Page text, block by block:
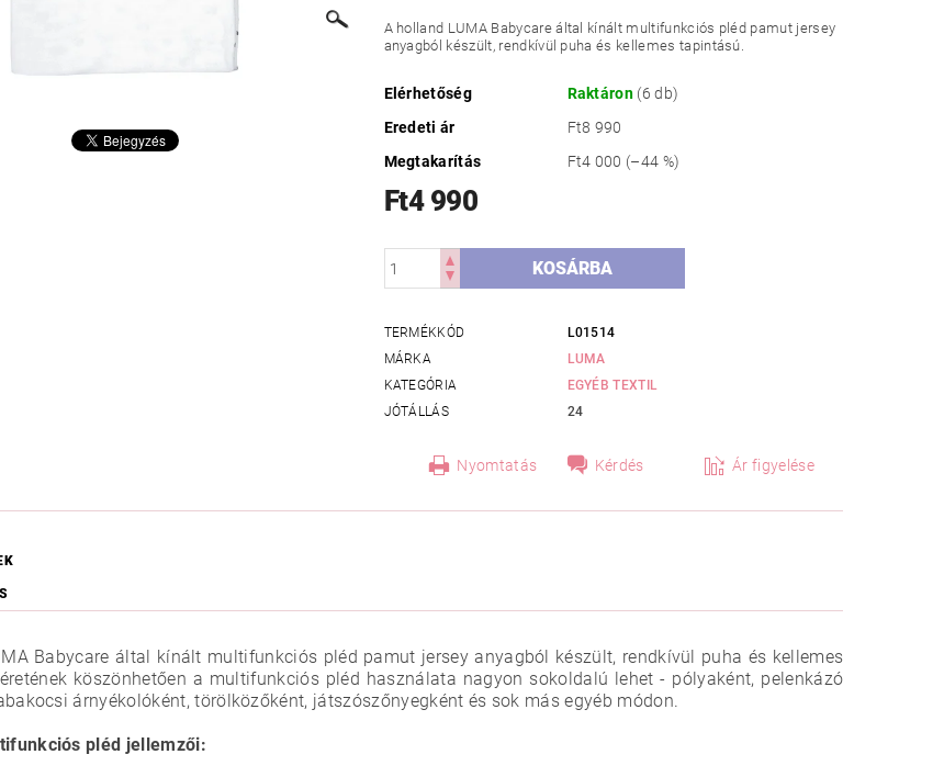
A holland LUMA Babycare által kínált multifunkciós pléd pamut jersey
anyagból készült, rendkívül puha és kellemes tapintású.
Elérhetőség Raktáron (6 db)
Eredeti ár
Ft8 990
Megtakarítás
Ft4 000 (–44 %)
Ft4 990
TERMÉKKÓD
L01514
MÁRKA
LUMA
KATEGÓRIA
EGYÉB TEXTIL
JÓTÁLLÁS
24
Nyomtatás Kérdés Ár figyelése
Babycare által kínált multifunkciós pléd pamut jersey anyagból készült, rendkívül puha és kellemes
köszönhetően a multifunkciós pléd használata nagyon sokoldalú lehet - pólyaként, pelenkázó
árnyékolóként, törölközőként, játszószőnyegként és sok más egyéb módon.
pléd jellemzői: